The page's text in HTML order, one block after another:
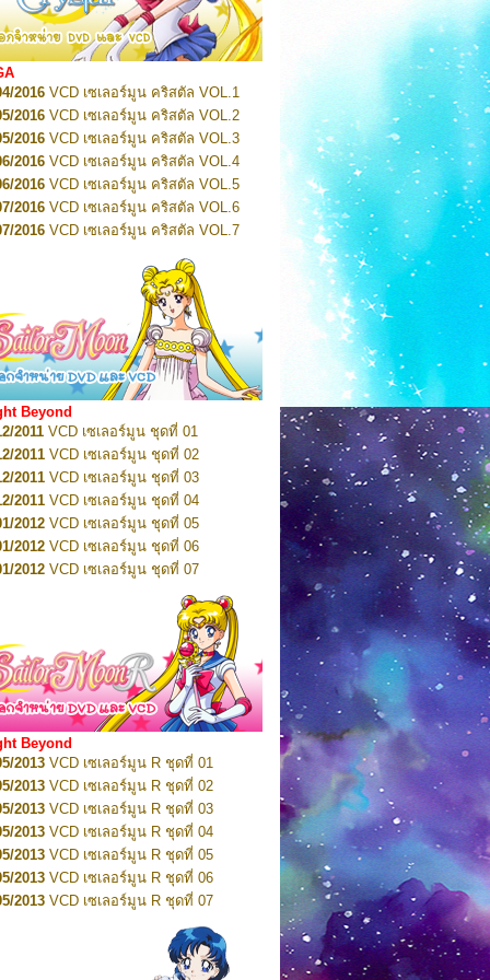
1
Pretty Guardian Sailor Moon Eternal
2
Pretty Guardian Sailor Moon Eternal
3
Pretty Guardian Sailor Moon Eternal
4
Pretty Guardian Sailor Moon Eternal
5
Pretty Guardian Sailor Moon Eternal
6
Pretty Guardian Sailor Moon Eternal
7
Pretty Guardian Sailor Moon Eternal
Pretty Guardian Sailor Moon Eternal
Pretty Guardian Sailor Moon Eternal
10
2026Code Name: Sailor V 1
2026Code Name: Sailor V 2
2016 VCD เซเลอร์มูน คริสตัล VOL.1
2016 VCD เซเลอร์มูน คริสตัล VOL.2
2016 VCD เซเลอร์มูน คริสตัล VOL.3
2016 VCD เซเลอร์มูน คริสตัล VOL.4
2016 VCD เซเลอร์มูน คริสตัล VOL.5
2016 VCD เซเลอร์มูน คริสตัล VOL.6
2016 VCD เซเลอร์มูน คริสตัล VOL.7
VCD เซเลอร์มูน คริสตัล VOL.9
VCD เซเลอร์มูน คริสตัล VOL.10
2016
VCD เซเลอร์มูน คริสตัล VOL.11
2016VCD เซเลอร์มูน คริสตัล VOL.12
2016VCD เซเลอร์มูน คริสตัล VOL.13
2016 DVD เซเลอร์มูน คริสตัล VOL.1
2016DVD เซเลอร์มูน คริสตัล VOL.2
2016 DVD เซเลอร์มูน คริสตัล VOL.3
2016 DVD เซเลอร์มูน คริสตัล VOL.4
2016 DVD เซเลอร์มูน คริสตัล VOL.5
2016 DVD เซเลอร์มูน คริสตัล VOL.6
2016DVD เซเลอร์มูน คริสตัล VOL.7
2016DVD เซเลอร์มูน คริสตัล VOL.8
2017 DVD เซเลอร์มูน คริสตัล Box-Set
Beyond
2011 VCD เซเลอร์มูน ชุดที่ 01
2011 VCD เซเลอร์มูน ชุดที่ 02
2011 VCD เซเลอร์มูน ชุดที่ 03
2011 VCD เซเลอร์มูน ชุดที่ 04
2012 VCD เซเลอร์มูน ชุดที่ 05
2012 VCD เซเลอร์มูน ชุดที่ 06
2012 VCD เซเลอร์มูน ชุดที่ 07
VCD เซเลอร์มูน ชุดที่ 08
VCD เซเลอร์มูน ชุดที่ 09
VCD เซเลอร์มูน ชุดที่ 10
2012VCD เซเลอร์มูน ชุดที่ 11
2012VCD เซเลอร์มูน ชุดที่ 12
2012VCD เซเลอร์มูน ชุดที่ 13
2012VCD เซเลอร์มูน ชุดที่ 14
2012 VCD เซเลอร์มูน ชุดที่ 15
VCD เซเลอร์มูน ชุดที่ 16
VCD เซเลอร์มูน ชุดที่ 17
VCD เซเลอร์มูน ชุดที่ 18
VCD เซเลอร์มูน ชุดที่ 19
VCD เซเลอร์มูน ชุดที่ 20
VCD เซเลอร์มูน ชุดที่ 21
VCD เซเลอร์มูน ชุดที่ 22
VCD เซเลอร์มูน ชุดที่ 23
DVD เซเลอร์มูน ชุดที่ 01
Beyond
2013 VCD เซเลอร์มูน R ชุดที่ 01
2013 VCD เซเลอร์มูน R ชุดที่ 02
2013 VCD เซเลอร์มูน R ชุดที่ 03
2013 VCD เซเลอร์มูน R ชุดที่ 04
2013 VCD เซเลอร์มูน R ชุดที่ 05
2013 VCD เซเลอร์มูน R ชุดที่ 06
2013 VCD เซเลอร์มูน R ชุดที่ 07
VCD เซเลอร์มูน R ชุดที่ 08
VCD เซเลอร์มูน R ชุดที่ 09
VCD เซเลอร์มูน R ชุดที่ 10